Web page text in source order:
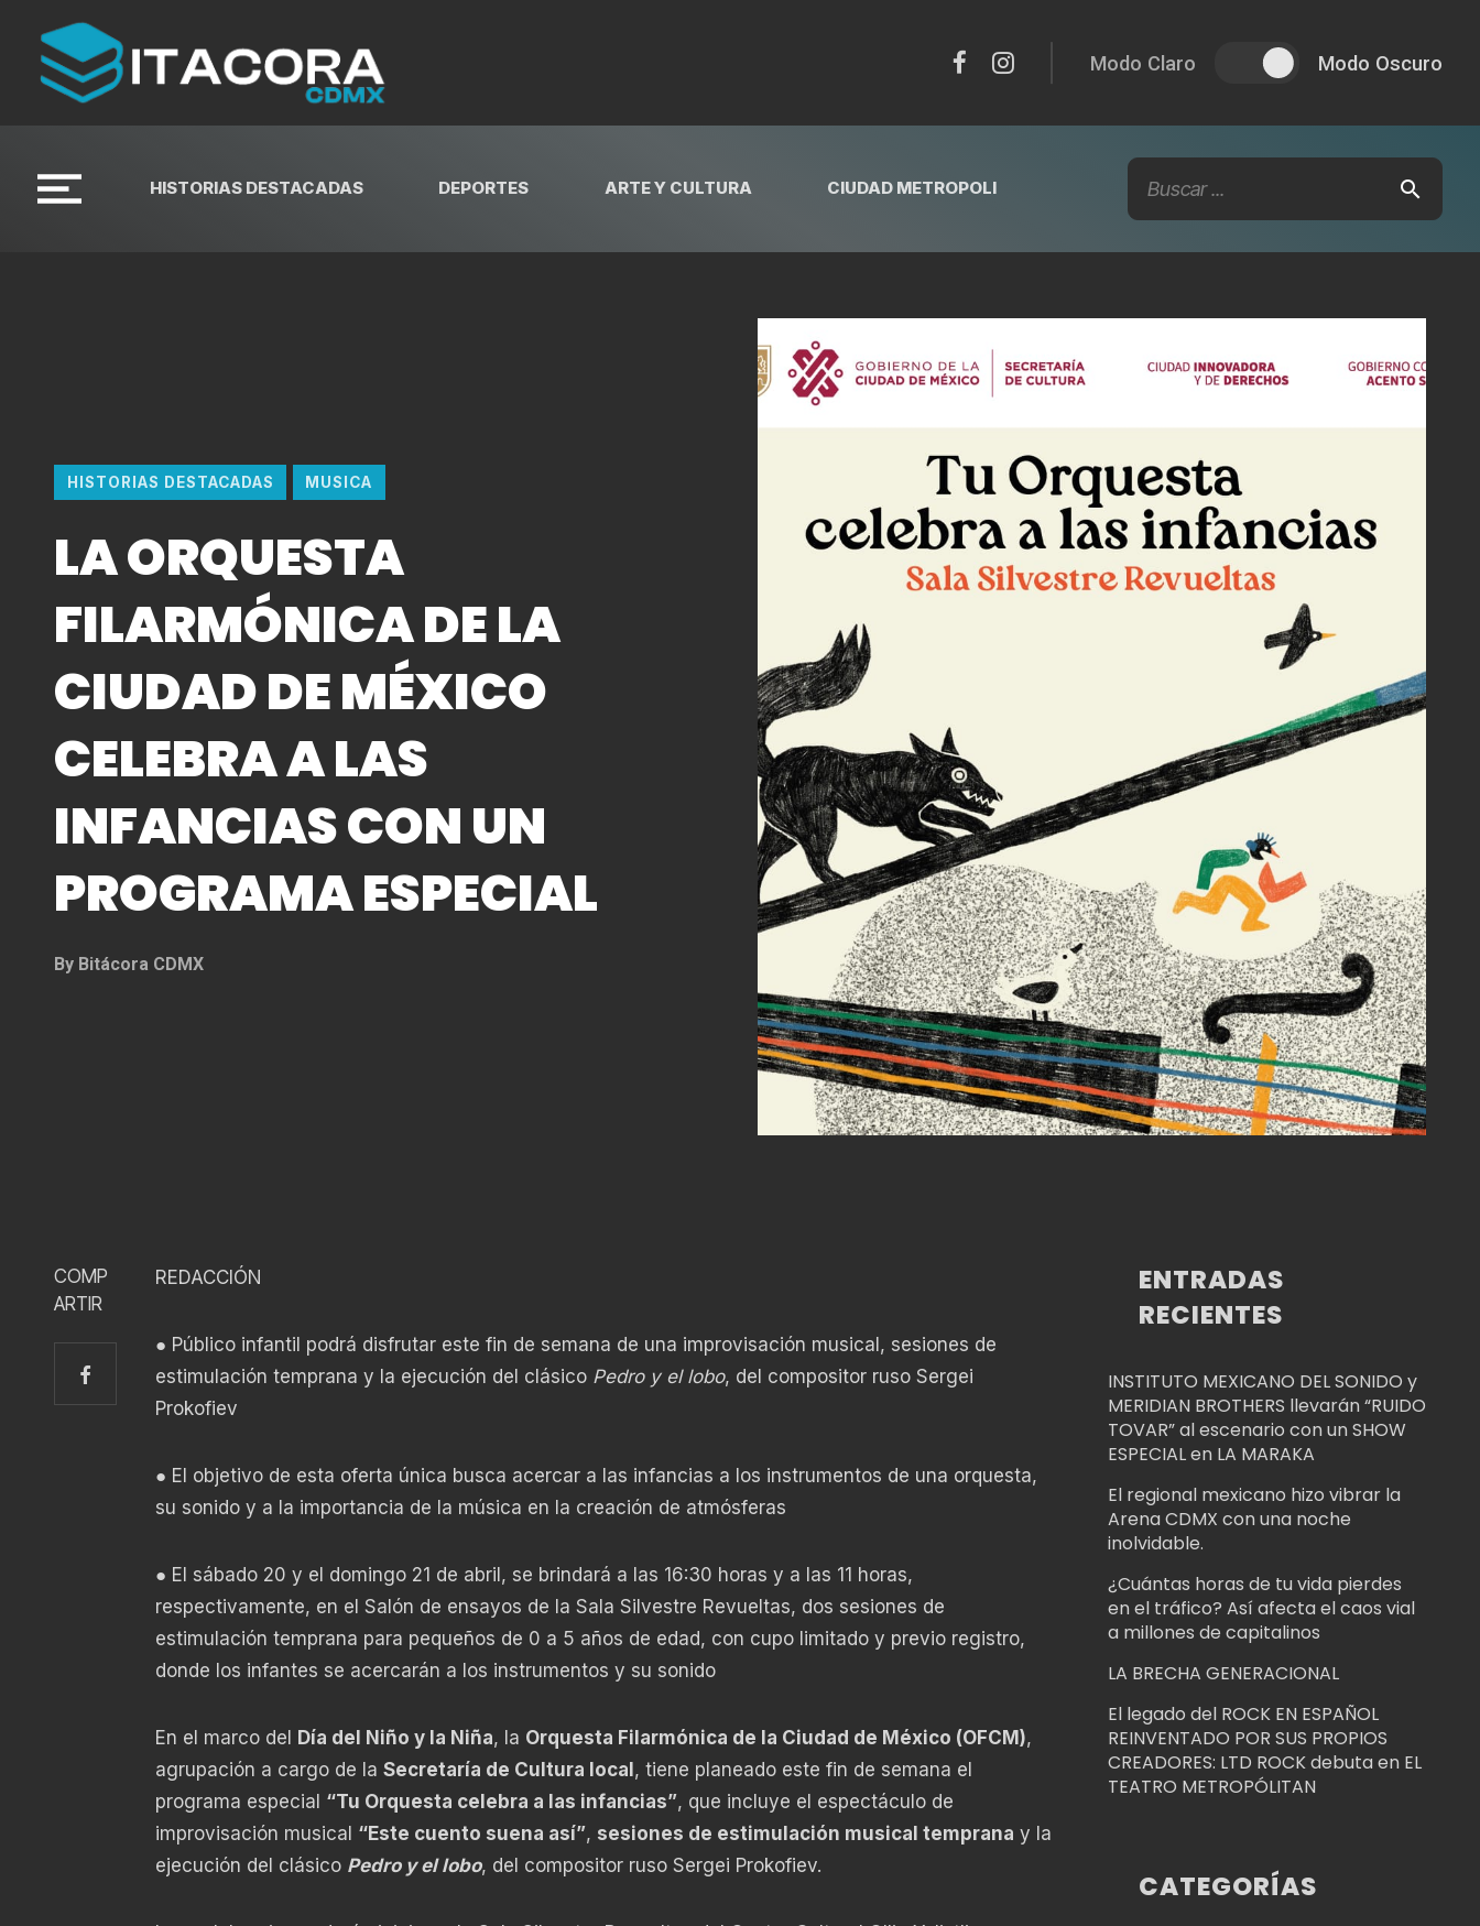
Modo Claro Modo Oscuro
HISTORIAS DESTACADAS DEPORTES ARTE Y CULTURA CIUDAD METROPOLI
HISTORIAS DESTACADAS MUSICA
LA ORQUESTA
FILARMÓNICA DE LA
CIUDAD DE MÉXICO
CELEBRA A LAS
INFANCIAS CON UN
PROGRAMA ESPECIAL
By Bitácora CDMX
COMP
ARTIR
REDACCIÓN
● Público infantil podrá disfrutar este fin de semana de una improvisación musical, sesiones de
estimulación temprana y la ejecución del clásico Pedro y el lobo, del compositor ruso Sergei
Prokofiev
● El objetivo de esta oferta única busca acercar a las infancias a los instrumentos de una orquesta,
su sonido y a la importancia de la música en la creación de atmósferas
● El sábado 20 y el domingo 21 de abril, se brindará a las 16:30 horas y a las 11 horas,
respectivamente, en el Salón de ensayos de la Sala Silvestre Revueltas, dos sesiones de
estimulación temprana para pequeños de 0 a 5 años de edad, con cupo limitado y previo registro,
donde los infantes se acercarán a los instrumentos y su sonido
En el marco del Día del Niño y la Niña, la Orquesta Filarmónica de la Ciudad de México (OFCM),
agrupación a cargo de la Secretaría de Cultura local, tiene planeado este fin de semana el
programa especial “Tu Orquesta celebra a las infancias”, que incluye el espectáculo de
improvisación musical “Este cuento suena así”, sesiones de estimulación musical temprana y la
ejecución del clásico Pedro y el lobo, del compositor ruso Sergei Prokofiev.
ENTRADAS
RECIENTES
INSTITUTO MEXICANO DEL SONIDO y
MERIDIAN BROTHERS llevarán “RUIDO
TOVAR” al escenario con un SHOW
ESPECIAL en LA MARAKA
El regional mexicano hizo vibrar la
Arena CDMX con una noche
inolvidable.
¿Cuántas horas de tu vida pierdes
en el tráfico? Así afecta el caos vial
a millones de capitalinos
LA BRECHA GENERACIONAL
El legado del ROCK EN ESPAÑOL
REINVENTADO POR SUS PROPIOS
CREADORES: LTD ROCK debuta en EL
TEATRO METROPÓLITAN
CATEGORÍAS